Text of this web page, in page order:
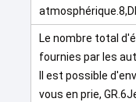
Le nombre total
fournies par les
Il est possible
vous en prie,